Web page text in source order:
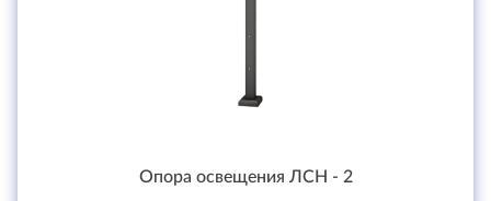
Опора освещения ЛСН - 2